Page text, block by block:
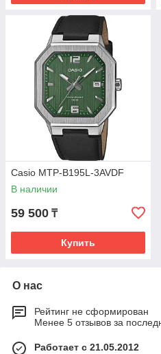
Casio MTP-B195L-3AVDF
В наличии
59 500 ₸
Купить
О нас
Рейтинг не сформирован
Менее 5 отзывов за
Работает с 21.05.2012